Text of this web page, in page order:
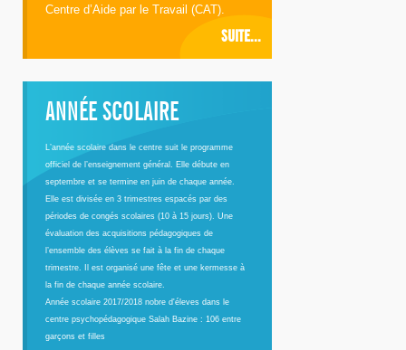
Centre d’Aide par le Travail (CAT).
SUITE...
ANNÉE SCOLAIRE
L’année scolaire dans le centre suit le programme
officiel de l’enseignement général. Elle débute en
septembre et se termine en juin de chaque année.
Elle est divisée en 3 trimestres espacés par des
périodes de congés scolaires (10 à 15 jours). Une
évaluation des acquisitions pédagogiques de
l’ensemble des élèves se fait à la fin de chaque
trimestre. Il est organisé une fête et une kermesse à
la fin de chaque année scolaire.
Année scolaire 2017/2018 nobre d'éleves dans le
centre psychopédagogique Salah Bazine : 106 entre
garçons et filles